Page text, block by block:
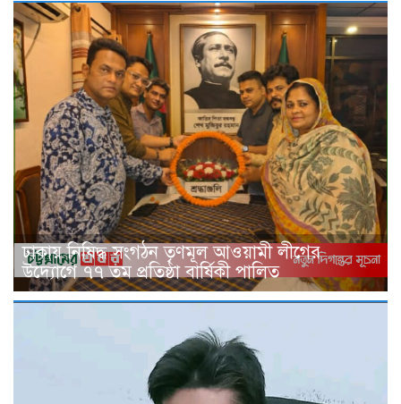
ঢাকায় নিষিদ্ধ সংগঠন তৃণমূল আওয়ামী লীগের
উদ্যোগে ৭৭ তম প্রতিষ্ঠা বার্ষিকী পালিত